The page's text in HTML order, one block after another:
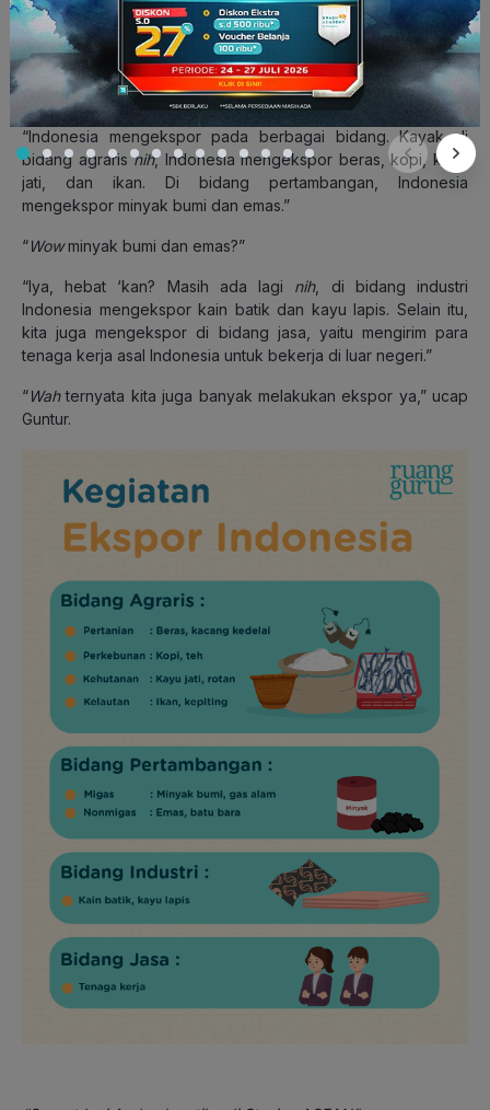
Kali ini Roro yang menjawab pertanyaannya, “Nggak dong
Kamu tadi udah tau‘kan Indonesia itu kaya jadi kita juga bisa
melakukan ekspor.”
aja yang dieskpor negara kita Ro?”
“Indonesia mengekspor pada berbagai bidang. Kayak di
bidang agrarisnih, Indonesia mengekspor beras, kopi, kayu
jati, dan ikan. Di bidang pertambangan, Indonesia
mengekspor minyak bumi dan emas.”
“Wowminyak bumi dan emas?”
“Iya, hebat ‘kan? Masih ada lagi nih, di bidang industri
Indonesia mengekspor kain batik dan kayu lapis. Selain itu,
kita juga mengekspor di bidang jasa, yaitu mengirim para
tenaga kerja asal Indonesia untuk bekerja di luar negeri.”
“Wahternyata kita juga banyak melakukan ekspor ya,” ucap
Guntur.